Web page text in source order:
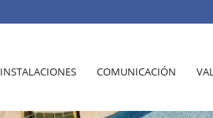
INSTALACIONES COMUNICACIÓN